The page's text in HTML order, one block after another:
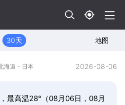
30天 地图
海道 - 日本 2026-08-06
最高温28°（08月06日，08月